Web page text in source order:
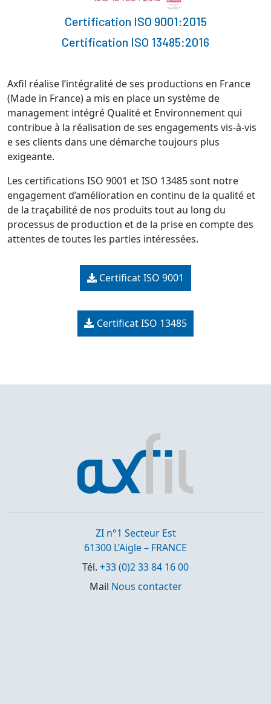
Certification ISO 9001:2015
Certification ISO 13485:2016
Axfil réalise l’intégralité de ses productions en France
(Made in France) a mis en place un système de
management intégré Qualité et Environnement qui
contribue à la réalisation de ses engagements vis-à-vis
e ses clients dans une démarche toujours plus
exigeante.
Les certifications ISO 9001 et ISO 13485 sont notre
engagement d’amélioration en continu de la qualité et
de la traçabilité de nos produits tout au long du
processus de production et de la prise en compte des
attentes de toutes les parties intéressées.
Certificat ISO 9001
Certificat ISO 13485
ZI n°1 Secteur Est
61300 L’Aigle – FRANCE
Tél. +33 (0)2 33 84 16 00
Mail Nous contacter